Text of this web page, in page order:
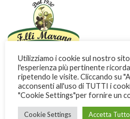
Con dedizione e passione i Fratelli
mondo una dolce ricchezza di Calabria
Via Garibaldi, 3 -13 – 87032
Telefono: + 39 0982.41277
Utilizziamo i cookie sul nostro
l'esperienza più pertinente
ripetendo le visite. Cliccando su
acconsenti all'uso di TUTTI i
"Cookie Settings"per fornire un
Cookie Settings Accetta Tutto